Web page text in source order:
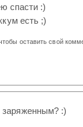
спасти :)
есть ;)
оставить свой
заряженным? :)